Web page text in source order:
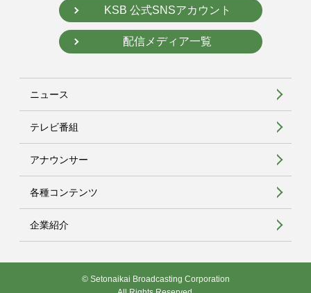
KSB 公式SNSアカウント
配信メディア一覧
ニュース
テレビ番組
アナウンサー
各種コンテンツ
企業紹介
© Setonaikai Broadcasting Corporation